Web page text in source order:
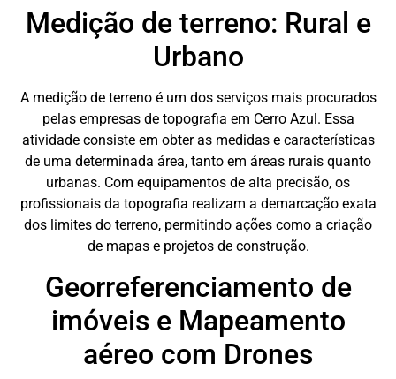
Medição de terreno: Rural e
Urbano
A medição de terreno é um dos serviços mais procurados
pelas empresas de topografia em Cerro Azul. Essa
atividade consiste em obter as medidas e características
de uma determinada área, tanto em áreas rurais quanto
urbanas. Com equipamentos de alta precisão, os
profissionais da topografia realizam a demarcação exata
dos limites do terreno, permitindo ações como a criação
de mapas e projetos de construção.
Georreferenciamento de
imóveis e Mapeamento
aéreo com Drones